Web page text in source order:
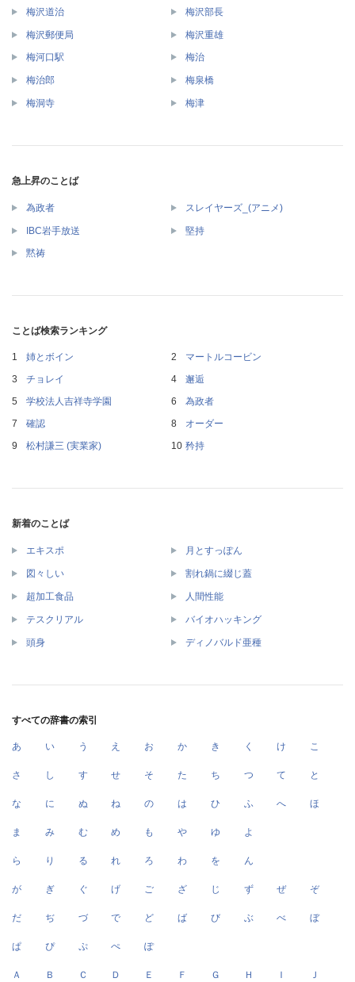
梅沢道治 梅沢部長
梅沢郵便局 梅沢重雄
梅河口駅 梅治
梅治郎 梅泉橋
梅洞寺 梅津
急上昇のことば
為政者 スレイヤーズ_(アニメ)
IBC岩手放送 堅持
黙祷
ことば検索ランキング
姉とボイン
マートルコービン
チョレイ
邂逅
学校法人吉祥寺学園
為政者
確認
オーダー
松村謙三 (実業家)
矜持
新着のことば
エキスポ 月とすっぽん
図々しい 割れ鍋に綴じ蓋
超加工食品 人間性能
テスクリアル バイオハッキング
頭身 ディノバルド亜種
すべての辞書の索引
あ い う え お か き く け こ
さ し す せ そ た ち つ て と
な に ぬ ね の は ひ ふ へ ほ
ま み む め も や ゆ よ
ら り る れ ろ わ を ん
が ぎ ぐ げ ご ざ じ ず ぜ ぞ
だ ぢ づ で ど ば び ぶ べ ぼ
ぱ ぴ ぷ ぺ ぽ
Ａ Ｂ Ｃ Ｄ Ｅ Ｆ Ｇ Ｈ Ｉ Ｊ